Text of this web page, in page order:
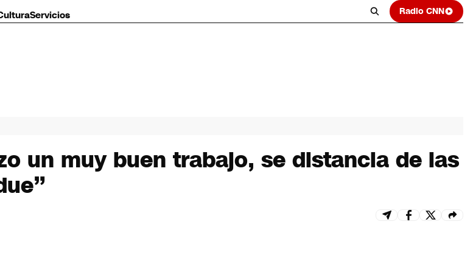
Servicios Radio CNN
un muy buen trabajo, se distancia de las